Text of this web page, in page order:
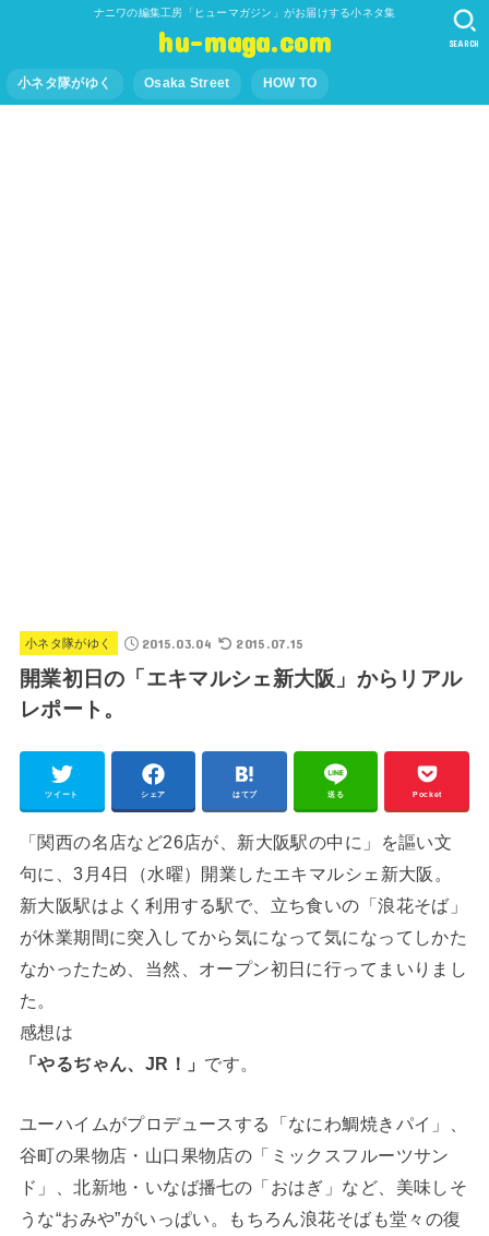
ナニワの編集工房「ヒューマガジン」がお届けする小ネタ集
hu-maga.com
小ネタ隊がゆく Osaka Street HOW TO
SEARCH
小ネタ隊がゆく 2015.03.04 2015.07.15
開業初日の「エキマルシェ新大阪」からリアル
レポート。
ツイート シェア はてブ 送る Pocket
「関西の名店など26店が、新大阪駅の中に」を謳い文
句に、3月4日（水曜）開業したエキマルシェ新大阪。
新大阪駅はよく利用する駅で、立ち食いの「浪花そば」
が休業期間に突入してから気になって気になってしかた
なかったため、当然、オープン初日に行ってまいりまし
た。
感想は
「やるぢゃん、JR！」 です。
ユーハイムがプロデュースする「なにわ鯛焼きパイ」、
谷町の果物店・山口果物店の「ミックスフルーツサン
ド」、北新地・いなば播七の「おはぎ」など、美味しそ
うな“おみや”がいっぱい。もちろん浪花そばも堂々の復